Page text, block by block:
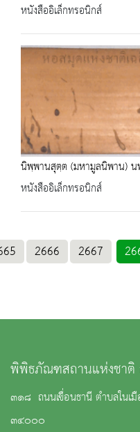
หนังสืออิเล็กทรอนิกส์
นิพฺพานสุตฺต (มหามูลนิพาน)
หนังสืออิเล็กทรอนิกส์
2666 2667
พิพิธภัณฑสถานแห่งชาติ
๓๑๘ ถนนเขื่อนธานี ตำบลในเมื
๓๔๐๐๐